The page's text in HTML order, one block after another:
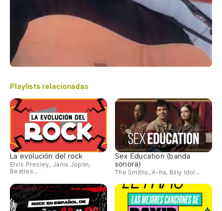
Playlists relacionadas
La evolución del rock
Elvis Presley, Janis Joplin,
Beatles...
Sex Education (banda
sonora)
The Smiths, A-ha, Billy Idol...